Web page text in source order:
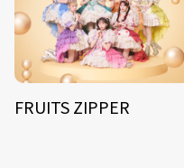
FRUITS ZIPPER